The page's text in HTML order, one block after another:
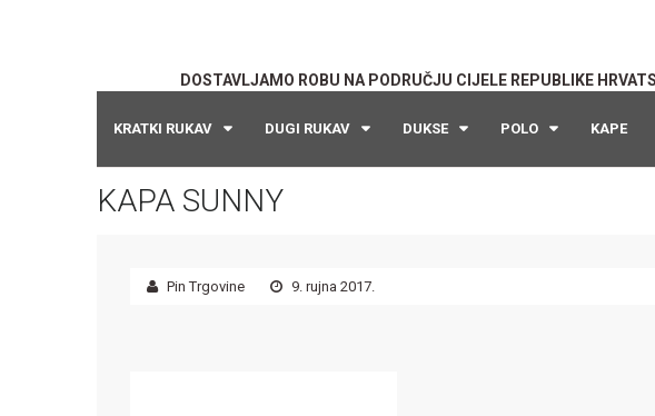
DOSTAVLJAMO ROBU NA PODRUČJU CIJELE REPUBLIKE
KRATKI RUKAV DUGI RUKAV DUKSE POLO KAPE
KAPA SUNNY
Pin Trgovine 9. rujna 2017.